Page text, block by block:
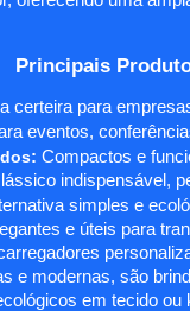
Principais
certeira para
eventos,
: Compactos e
indispensável,
simples e
e úteis para
e modernas, são
em tecido